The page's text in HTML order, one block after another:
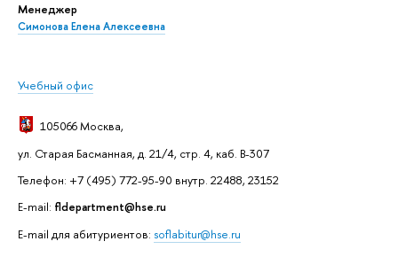
Менеджер
Симонова Елена Алексеевна
Учебный офис
105066 Москва,
ул. Старая Басманная, д. 21/4, стр. 4, каб. В-307
Телефон: +7 (495) 772-95-90 внутр. 22488, 23152
E-mail: fldepartment@hse.ru
E-mail для абитуриентов: soflabitur@hse.ru